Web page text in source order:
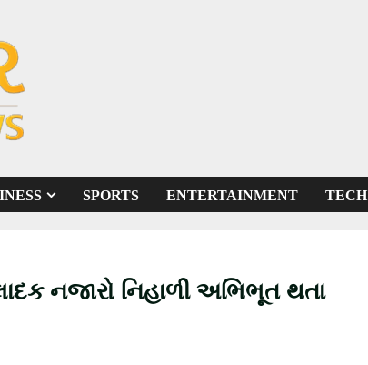
SPORTS ENTERTAINMENT TECH
નજારો નિહાળી અભિભૂત થતા